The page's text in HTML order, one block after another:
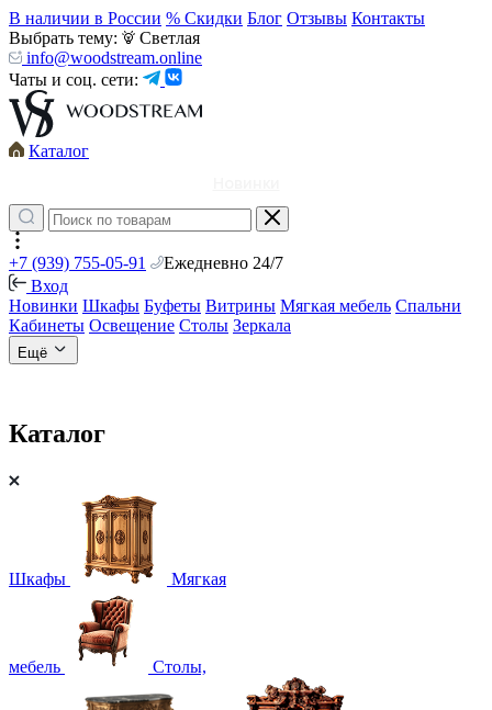
В наличии в России % Скидки Блог Отзывы Контакты
Выбрать тему:
Светлая
info@woodstream.online
Чаты и соц. сети:
Каталог
+7 (939) 755-05-91
Ежедневно 24/7
Вход
Новинки Шкафы Буфеты Витрины Мягкая мебель Спальни
Кабинеты Освещение Столы Зеркала
Ещё
Каталог
Шкафы Мягкая
мебель Столы,